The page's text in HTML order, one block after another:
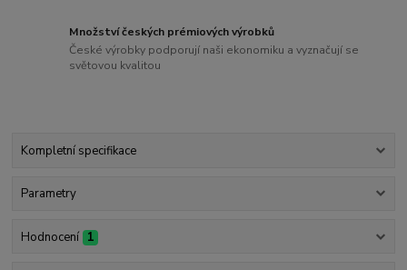
Množství českých prémiových výrobků
České výrobky podporují naši ekonomiku a vyznačují se
světovou kvalitou
Kompletní specifikace
Parametry
Hodnocení 1